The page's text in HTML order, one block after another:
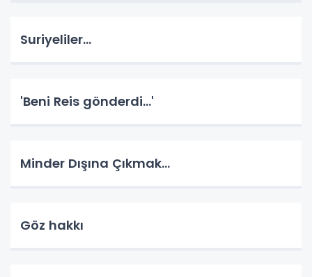
Suriyeliler…
'Beni Reis gönderdi...'
Minder Dışına Çıkmak...
Göz hakkı